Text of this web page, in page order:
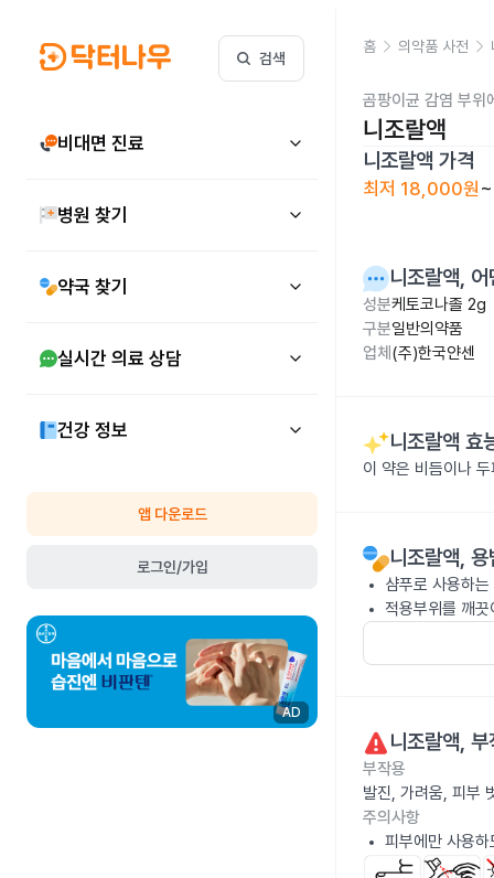
검색
비대면 진료
병원 찾기
약국 찾기
실시간 의료 상담
건강 정보
앱 다운로드
로그인/가입
AD
홈 의약품 사전
곰팡이균 감염 부위
니조랄액
니조랄액 가격
최저 18,000원
니조랄액, 어
성분케토코나졸 2g
구분일반의약품
업체 (주)한국얀센
니조랄액 효
이 약은 비듬이나
니조랄액, 용
샴푸로 사용하
적용부위를 깨
니조랄액, 부
부작용
발진, 가려움, 피부
주의사항
피부에만 사용